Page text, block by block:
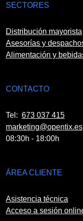
SECTORES
Distribución mayorista
Asesorías y
Alimentación y
CONTACTO
Tel: 673 037 415
marketing@opentix.es
08:30h - 18:00h
ÁREA CLIENTE
Asistencia técnica
Acceso a sesión